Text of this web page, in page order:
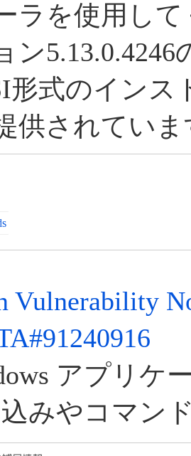
ラを使用し
ン
形式のインス
供されていま
Vulnerability
アプリケ
みやコマン